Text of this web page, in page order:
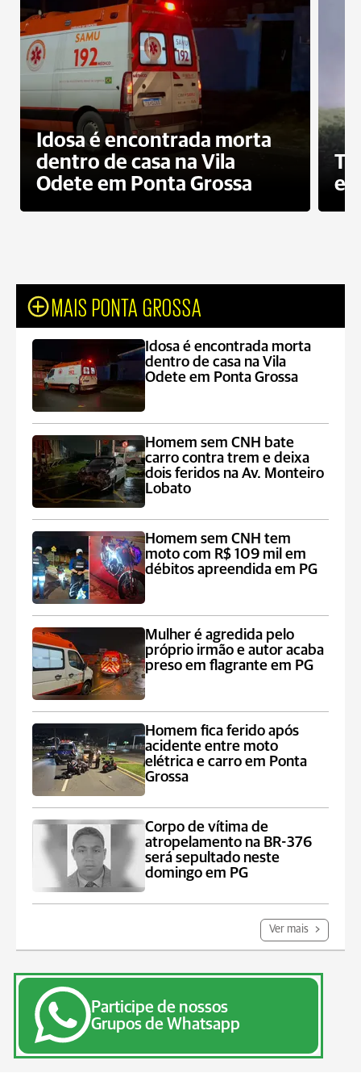
Idosa é encontrada morta
dentro de casa na Vila
Odete em Ponta Grossa
e
MAIS PONTA GROSSA
Idosa é encontrada morta
dentro de casa na Vila
Odete em Ponta Grossa
Homem sem CNH bate
carro contra trem e deixa
dois feridos na Av. Monteiro
Lobato
Homem sem CNH tem
moto com R$ 109 mil em
débitos apreendida em PG
Mulher é agredida pelo
próprio irmão e autor acaba
preso em flagrante em PG
Homem fica ferido após
acidente entre moto
elétrica e carro em Ponta
Grossa
Corpo de vítima de
atropelamento na BR-376
será sepultado neste
domingo em PG
Ver mais
Participe de nossos
Grupos de Whatsapp